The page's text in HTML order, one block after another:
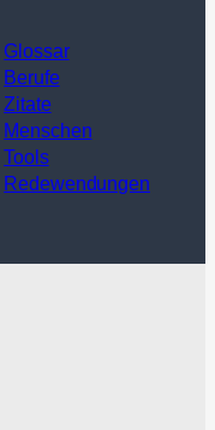
Glossar
Berufe
Zitate
Menschen
Tools
Redewendungen